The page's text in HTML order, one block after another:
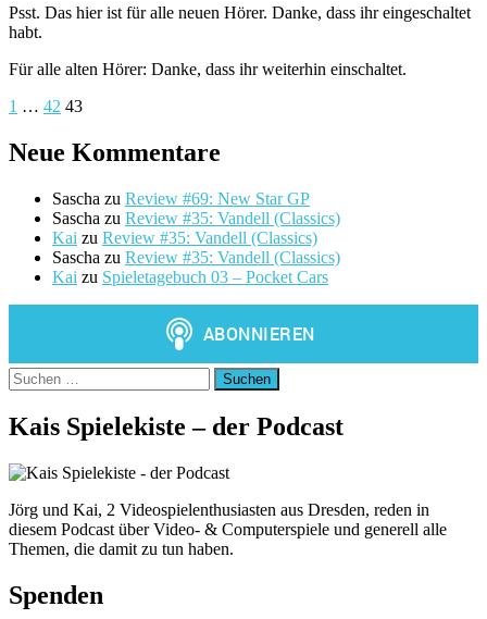
Psst. Das hier ist für alle neuen Hörer. Danke, dass ihr eingeschaltet
habt.
Für alle alten Hörer: Danke, dass ihr weiterhin einschaltet.
Seitennummerierung
der
Beiträge
1 … 42 43
Neue Kommentare
Sascha zu Review #69: New Star GP
Sascha zu Review #35: Vandell (Classics)
Kai zu Review #35: Vandell (Classics)
Sascha zu Review #35: Vandell (Classics)
Kai zu Spieletagebuch 03 – Pocket Cars
Suchen
nach:
Kais Spielekiste – der Podcast
Jörg und Kai, 2 Videospielenthusiasten aus Dresden, reden in
diesem Podcast über Video- & Computerspiele und generell alle
Themen, die damit zu tun haben.
Spenden